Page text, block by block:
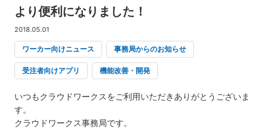
より便利になりました！
2018.05.01
ワーカー向けニュース 事務局からのお知らせ
受注者向けアプリ 機能改善・開発
いつもクラウドワークスをご利用いただきありがとうございま
す。
クラウドワークス事務局です。